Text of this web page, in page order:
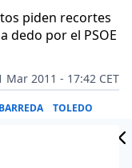
piden recortes
dedo por el PSOE
Mar 2011 - 17:42 CET
TOLEDO